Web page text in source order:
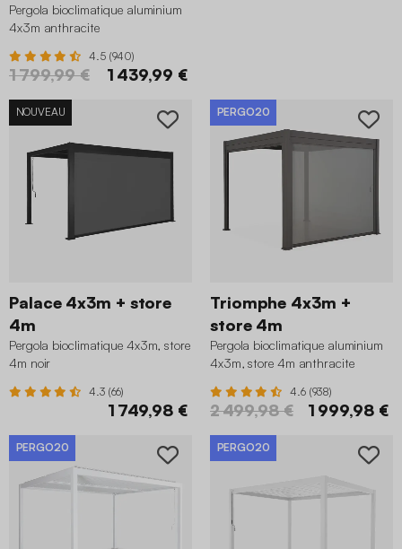
Pergola bioclimatique aluminium
4x3m anthracite
4.5 (940)
1 799,99 € 1 439,99 €
NOUVEAU
Palace 4x3m + store
4m
Pergola bioclimatique 4x3m, store
4m noir
4.3 (66)
1 749,98 €
PERGO20
Triomphe 4x3m +
store 4m
Pergola bioclimatique aluminium
4x3m, store 4m anthracite
4.6 (938)
2 499,98 € 1 999,98 €
PERGO20 PERGO20